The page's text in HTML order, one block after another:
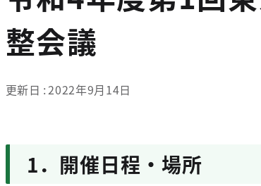
整会議
更新日 2022年9月14日
1．開催日程・場所